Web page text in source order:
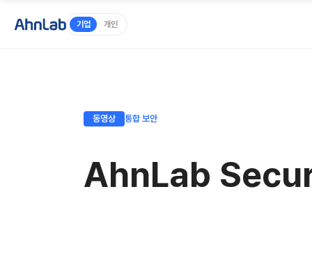
기업 개인
동영상 통합 보안
AhnLab